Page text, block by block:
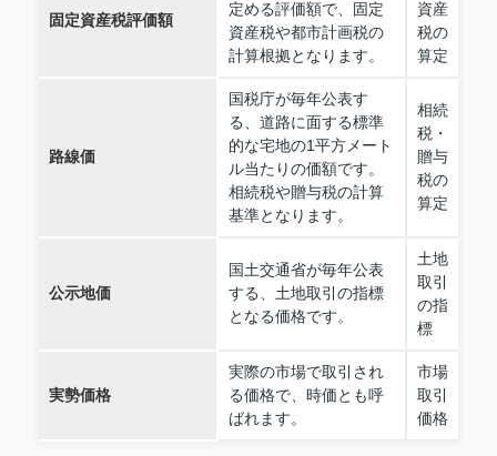
固定資産税評価額
定める評価額で、固定
資産税や都市計画税の
計算根拠となります。
資産
税の
算定
路線価
国税庁が毎年公表す
る、道路に面する標準
的な宅地の1平方メート
ル当たりの価額です。
相続税や贈与税の計算
基準となります。
相続
税・
贈与
税の
算定
公示地価
国土交通省が毎年公表
する、土地取引の指標
となる価格です。
土地
取引
の指
標
実勢価格
実際の市場で取引され
る価格で、時価とも呼
ばれます。
市場
取引
価格